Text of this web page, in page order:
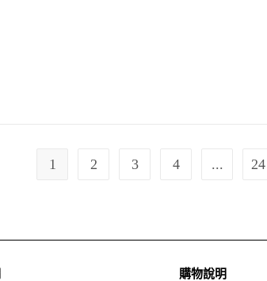
1 2 3 4 ... 24
購物說明